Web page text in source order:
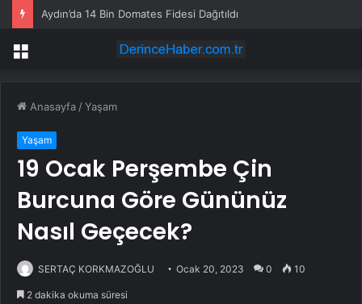
Aydın’da 14 Bin Domates Fidesi Dağıtıldı
Menü
Anasayfa /Yaşam
Yaşam
19 Ocak Perşembe Çin
Burcuna Göre Gününüz
Nasıl Geçecek?
SERTAÇ KORKMAZOĞLU Ocak 20, 2023 0 10
2 dakika okuma süresi